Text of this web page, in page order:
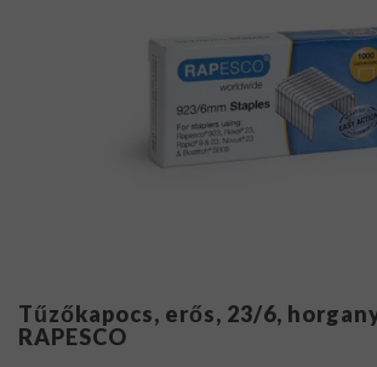
Tűzőkapocs, erős, 23/6,
RAPESCO